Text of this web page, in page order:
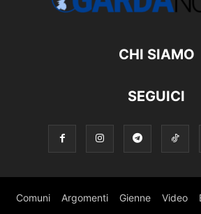
CHI SIAMO
SEGUICI
Comuni Argomenti Gienne Video